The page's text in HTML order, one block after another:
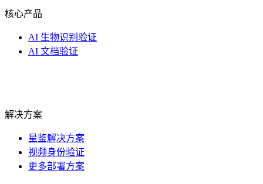
核心产品
AI 生物识别验证
AI 文档验证
解决方案
星鉴解决方案
视频身份验证
更多部署方案